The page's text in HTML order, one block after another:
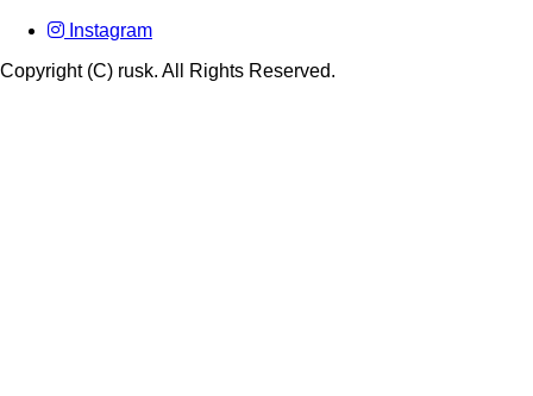
Instagram
Copyright (C) rusk. All Rights Reserved.